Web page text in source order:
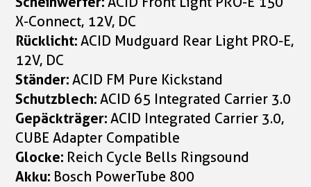
X-Connect, 12V, DC
Rücklicht:ACID Mudguard Rear Light PRO-E,
12V, DC
Ständer:ACID FM Pure Kickstand
Schutzblech:ACID 65 Integrated Carrier 3.0
Gepäckträger:ACID Integrated Carrier 3.0,
CUBE Adapter Compatible
Glocke: Reich Cycle Bells Ringsound
Akku: Bosch PowerTube 800